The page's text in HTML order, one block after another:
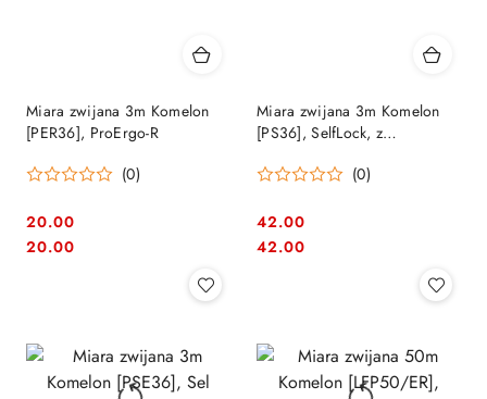
Miara zwijana 3m Komelon
[PER36], ProErgo-R
(0)
Cena:
20.00
Cena:
20.00
Miara zwijana 3m Komelon
[PS36], SelfLock, z
(0)
Cena:
42.00
Cena:
42.00